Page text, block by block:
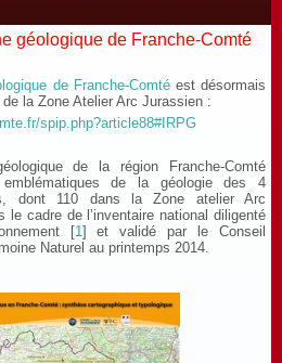
géologique de Franche-Comté
de Franche-Comtéest désormais
la Zone Atelier Arc Jurassien :
spip.php?article88#IRPG
de la région Franche-Comté
de la géologie des 4
dont 110 dans la Zone atelier Arc
cadre de l’inventaire national diligenté
[1]
et validé par le Conseil
Naturel au printemps 2014.